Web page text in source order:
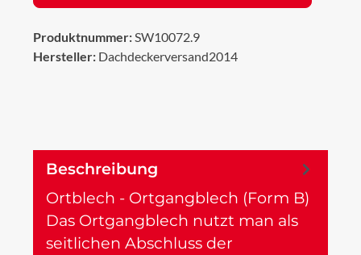
Produktnummer:SW10072.9
Hersteller: Dachdeckerversand2014
Beschreibung
Ortblech - Ortgangblech (Form B)
Das Ortgangblech nutzt man als
seitlichen Abschluss der